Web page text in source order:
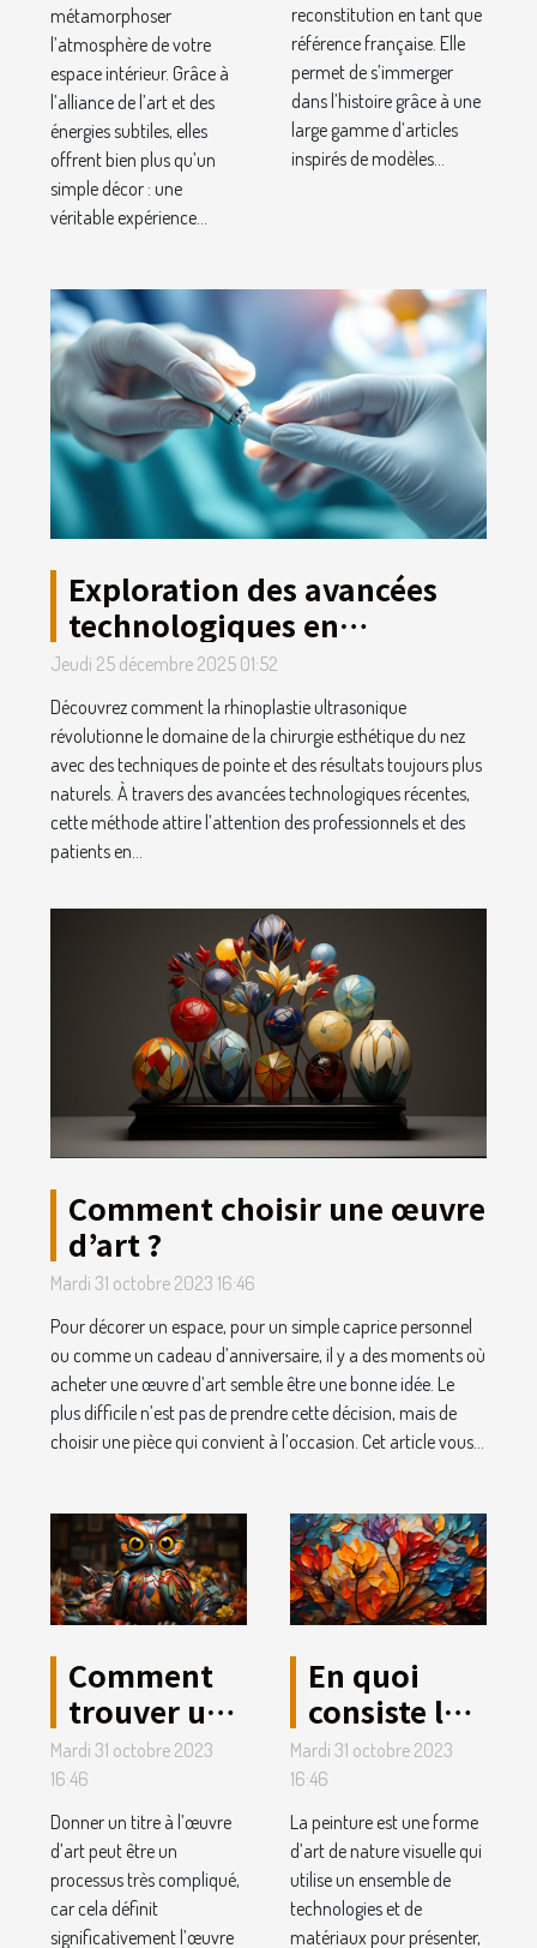
métamorphoser
l’atmosphère de votre
espace intérieur. Grâce à
l’alliance de l’art et des
énergies subtiles, elles
offrent bien plus qu’un
simple décor : une
véritable expérience...
reconstitution en tant que
référence française. Elle
permet de s’immerger
dans l’histoire grâce à une
large gamme d’articles
inspirés de modèles...
Exploration des avancées
technologiques en
rhinoplastie ultrasonique
Jeudi 25 décembre 2025 01:52
Découvrez comment la rhinoplastie ultrasonique
révolutionne le domaine de la chirurgie esthétique du nez
avec des techniques de pointe et des résultats toujours plus
naturels. À travers des avancées technologiques récentes,
cette méthode attire l’attention des professionnels et des
patients en...
Comment choisir une œuvre
d’art ?
Mardi 31 octobre 2023 16:46
Pour décorer un espace, pour un simple caprice personnel
ou comme un cadeau d’anniversaire, il y a des moments où
acheter une œuvre d’art semble être une bonne idée. Le
plus difficile n’est pas de prendre cette décision, mais de
choisir une pièce qui convient à l’occasion. Cet article vous...
Comment
trouver un
titre de
votre
œuvre
d’art ?
Mardi 31 octobre 2023
16:46
Donner un titre à l’œuvre
d’art peut être un
processus très compliqué,
car cela définit
significativement l’œuvre
En quoi
consiste la
peinture
dans l’art ?
Mardi 31 octobre 2023
16:46
La peinture est une forme
d’art de nature visuelle qui
utilise un ensemble de
technologies et de
matériaux pour présenter,